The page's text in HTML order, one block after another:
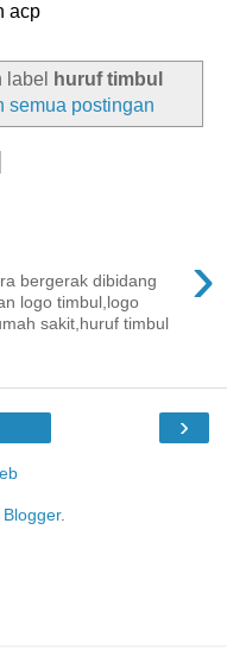
acp
label
huruf timbul
semua postingan
›
bergerak dibidang
logo timbul,logo
sakit,huruf timbul
›
Blogger.